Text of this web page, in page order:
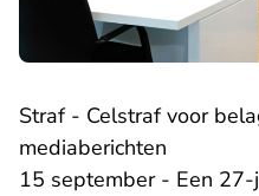
Straf - Celstraf voor
mediaberichten
15 september - Een